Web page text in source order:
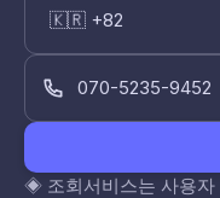
◈ 조회서비스는 사용